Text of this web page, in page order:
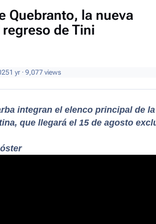
Quebranto, la nueva
de Tini
1 yr· 9,077 views
integran el elenco principal de
que llegará el 15 de agosto